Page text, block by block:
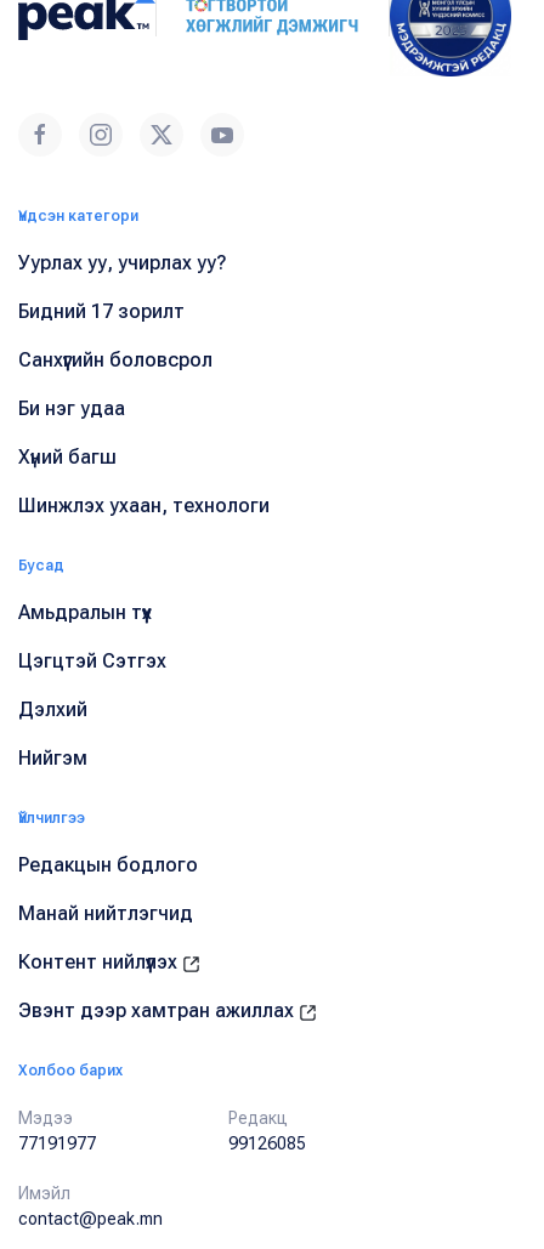
Үндсэн категори
Уурлах уу, учирлах уу?
Бидний 17 зорилт
Санхүүгийн боловсрол
Би нэг удаа
Хүний багш
Шинжлэх ухаан, технологи
Бусад
Амьдралын түүх
Цэгцтэй Сэтгэх
Дэлхий
Нийгэм
Үйлчилгээ
Редакцын бодлого
Манай нийтлэгчид
Контент нийлүүлэх
Эвэнт дээр хамтран ажиллах
Холбоо барих
Мэдээ
77191977
Редакц
99126085
Имэйл
contact@peak.mn